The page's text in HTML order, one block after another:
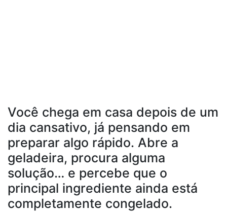
Você chega em casa depois de um
dia cansativo, já pensando em
preparar algo rápido. Abre a
geladeira, procura alguma
solução… e percebe que o
principal ingrediente ainda está
completamente congelado.